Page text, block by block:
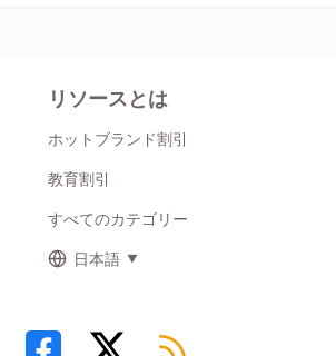
リソースとは
ホットブランド割引
教育割引
すべてのカテゴリー
日本語